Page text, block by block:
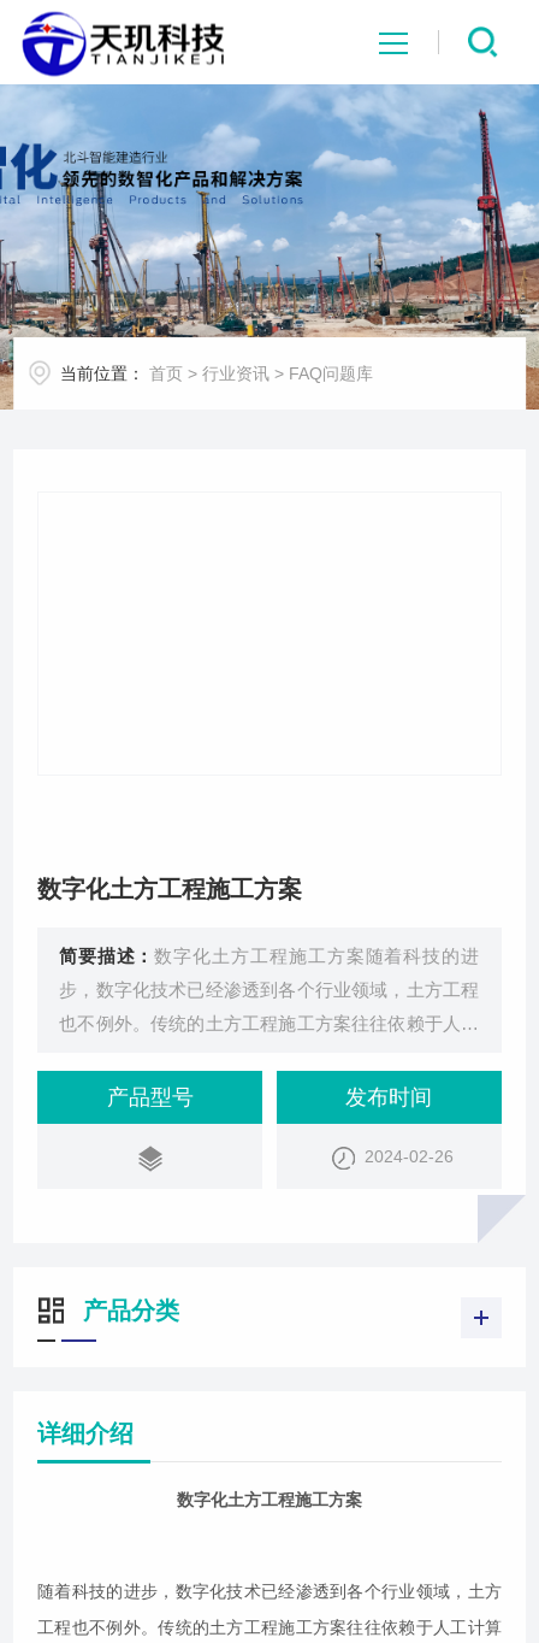
网站首页
系统中心
解决方案
项目案例
当前位置： 首页 >行业资讯 > FAQ问题库
数字化土方工程施工方案
简要描述：数字化土方工程施工方案随着科技的进
步，数字化技术已经渗透到各个行业领域，土方工程
也不例外。传统的土方工程施工方案往往依赖于人工
需求。因此，数字化土方工程施工方案应运而生，旨
在通过数字技术的应用，提高土方工程的效率、精度
和安全性。数字化土方工程施工方案的优势提高效
率：数字化技术可以自动完成大量的计算和分析工
产品型号 发布时间
2024-02-26
产品分类
详细介绍
数字化土方工程施工方案
随着科技的进步，数字化技术已经渗透到各个行业领域，土方
工程也不例外。传统的土方工程施工方案往往依赖于人工计算